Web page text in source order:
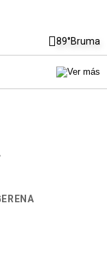
89°Bruma